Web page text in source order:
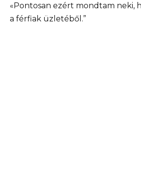
«Pontosan ezért mondtam neki,
a férfiak üzletéből.”